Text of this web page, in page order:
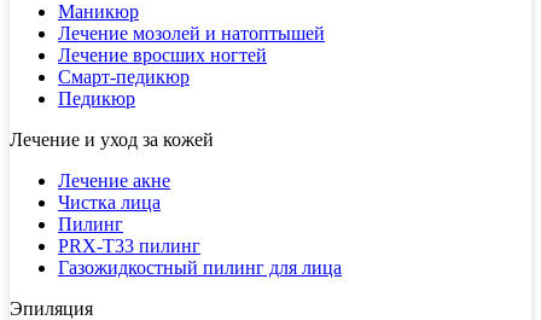
Маникюр
Лечение мозолей и натоптышей
Лечение вросших ногтей
Смарт-педикюр
Педикюр
Лечение и уход за кожей
Лечение акне
Чистка лица
Пилинг
PRX-T33 пилинг
Газожидкостный пилинг для лица
Эпиляция